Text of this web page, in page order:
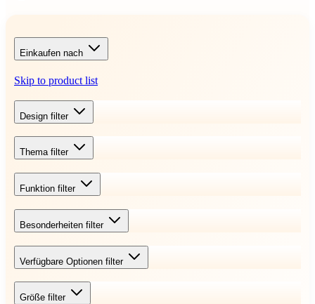
Einkaufen nach
Skip to product list
Design filter
Thema filter
Funktion filter
Besonderheiten filter
Verfügbare Optionen filter
Größe filter